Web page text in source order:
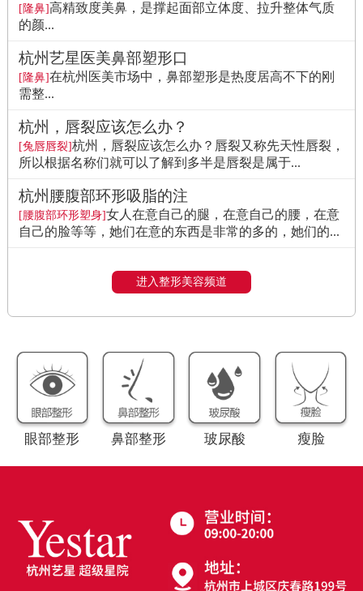
[隆鼻]高精致度美鼻，是撑起面部立体度、拉升整体气质
的颜...
杭州艺星医美鼻部塑形口
[隆鼻]在杭州医美市场中，鼻部塑形是热度居高不下的刚
需整...
杭州，唇裂应该怎么办？
[兔唇唇裂]杭州，唇裂应该怎么办？唇裂又称先天性唇裂，
所以根据名称们就可以了解到多半是唇裂是属于...
杭州腰腹部环形吸脂的注
[腰腹部环形塑身]女人在意自己的腿，在意自己的腰，在意
自己的脸等等，她们在意的东西是非常的多的，她们的...
进入整形美容频道
眼部整形 鼻部整形 玻尿酸 瘦脸